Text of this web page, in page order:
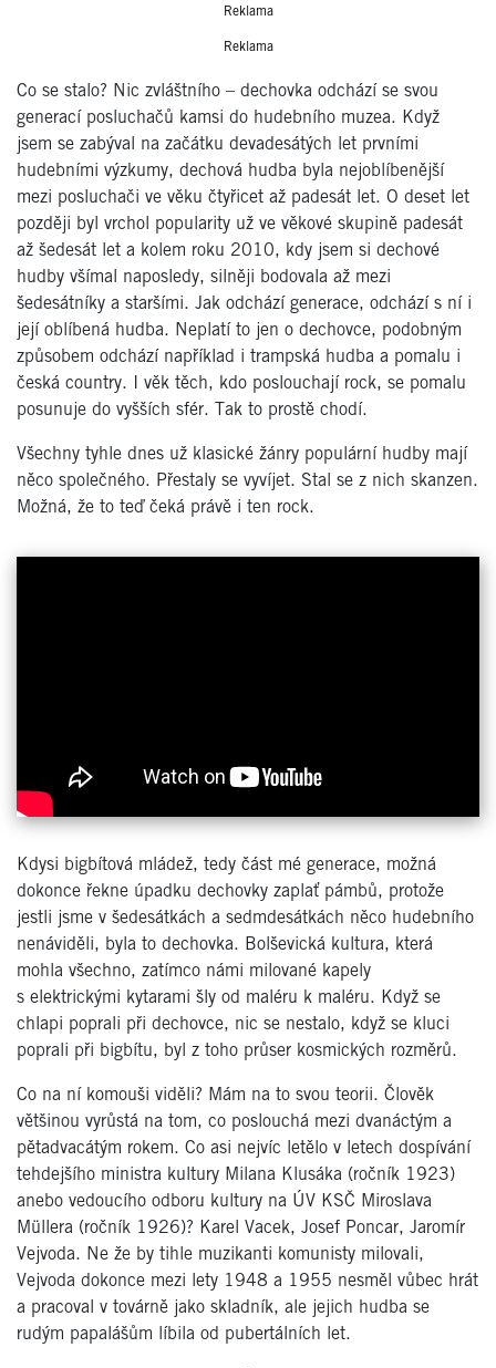
Reklama
Reklama
Co se stalo? Nic zvláštního – dechovka odchází se svou
generací posluchačů kamsi do hudebního muzea. Když
jsem se zabýval na začátku devadesátých let prvními
hudebními výzkumy, dechová hudba byla nejoblíbenější
mezi posluchači ve věku čtyřicet až padesát let. O deset let
později byl vrchol popularity už ve věkové skupině padesát
až šedesát let a kolem roku 2010, kdy jsem si dechové
hudby všímal naposledy, silněji bodovala až mezi
šedesátníky a staršími. Jak odchází generace, odchází s ní i
její oblíbená hudba. Neplatí to jen o dechovce, podobným
způsobem odchází například i trampská hudba a pomalu i
česká country. I věk těch, kdo poslouchají rock, se pomalu
posunuje do vyšších sfér. Tak to prostě chodí.
Všechny tyhle dnes už klasické žánry populární hudby mají
něco společného. Přestaly se vyvíjet. Stal se z nich skanzen.
Možná, že to teď čeká právě i ten rock.
Kdysi bigbítová mládež, tedy část mé generace, možná
dokonce řekne úpadku dechovky zaplať pámbů, protože
jestli jsme v šedesátkách a sedmdesátkách něco hudebního
nenáviděli, byla to dechovka. Bolševická kultura, která
mohla všechno, zatímco námi milované kapely
s elektrickými kytarami šly od maléru k maléru. Když se
chlapi poprali při dechovce, nic se nestalo, když se kluci
poprali při bigbítu, byl z toho průser kosmických rozměrů.
Co na ní komouši viděli? Mám na to svou teorii. Člověk
většinou vyrůstá na tom, co poslouchá mezi dvanáctým a
pětadvacátým rokem. Co asi nejvíc letělo v letech dospívání
tehdejšího ministra kultury Milana Klusáka (ročník 1923)
anebo vedoucího odboru kultury na ÚV KSČ Miroslava
Müllera (ročník 1926)? Karel Vacek, Josef Poncar, Jaromír
Vejvoda. Ne že by tihle muzikanti komunisty milovali,
Vejvoda dokonce mezi lety 1948 a 1955 nesměl vůbec hrát
a pracoval v továrně jako skladník, ale jejich hudba se
rudým papalášům líbila od pubertálních let.